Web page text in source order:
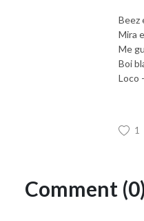
Beez
Mira
Me
Boi
Loco
1
Comment (0)